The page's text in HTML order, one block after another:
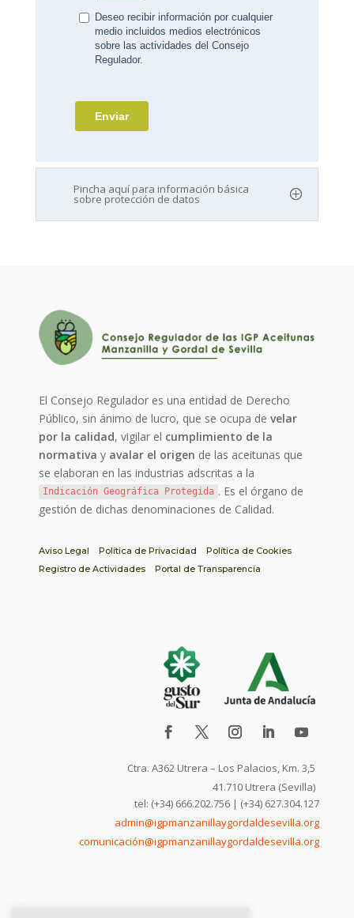
Pincha aquí para información básica
sobre protección de datos
El Consejo Regulador es una entidad de Derecho
Público, sin ánimo de lucro, que se ocupa develar
por la calidad, vigilar el cumplimiento de la
normativa y avalar el origen de las aceitunas que
se elaboran en las industrias adscritas a la
Indicación Geográfica Protegida . Es el órgano de
gestión de dichas denominaciones de Calidad.
Aviso Legal Política de Privacidad
Política de Cookies
Registro de Actividades
Portal de Transparencia
Ctra. A362 Utrera – Los Palacios, Km. 3,5
41.710 Utrera (Sevilla)
tel: (+34) 666.202.756 | (+34) 627.304.127
admin@igpmanzanillaygordaldesevilla.org
comunicación@igpmanzanillaygordaldesevilla.org